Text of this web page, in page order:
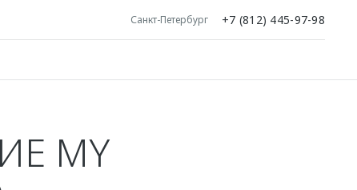
Санкт-Петербург +7 (812) 445-97-98
MY